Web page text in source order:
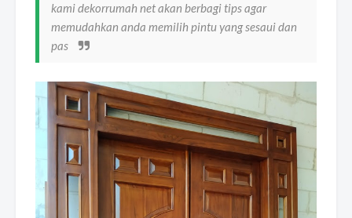
kami dekorrumah net akan berbagi tips agar
memudahkan anda memilih pintu yang sesaui dan
pas